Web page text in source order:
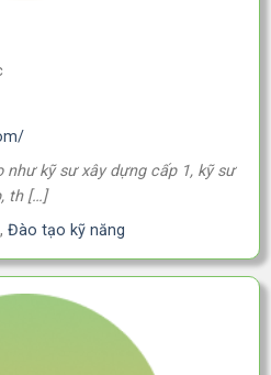
như kỹ sư xây dựng cấp 1, kỹ sư
th […]
, Đào tạo kỹ năng